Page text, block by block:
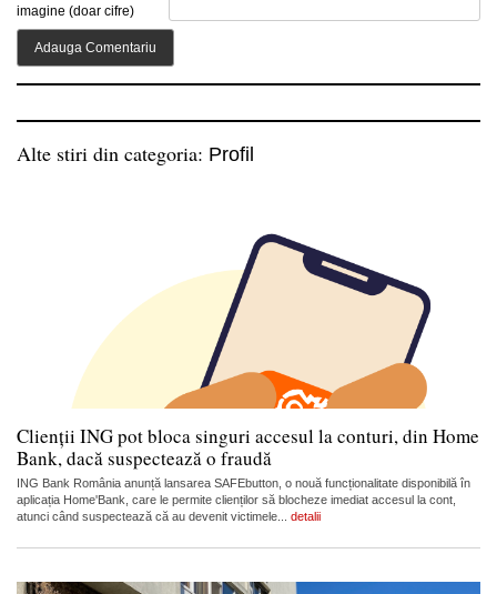
imagine (doar cifre)
Alte stiri din categoria: Profil
Clienții ING pot bloca singuri accesul la conturi, din Home
Bank, dacă suspectează o fraudă
ING Bank România anunță lansarea SAFEbutton, o nouă funcționalitate disponibilă în
aplicația Home'Bank, care le permite clienților să blocheze imediat accesul la cont,
atunci când suspectează că au devenit victimele... detalii